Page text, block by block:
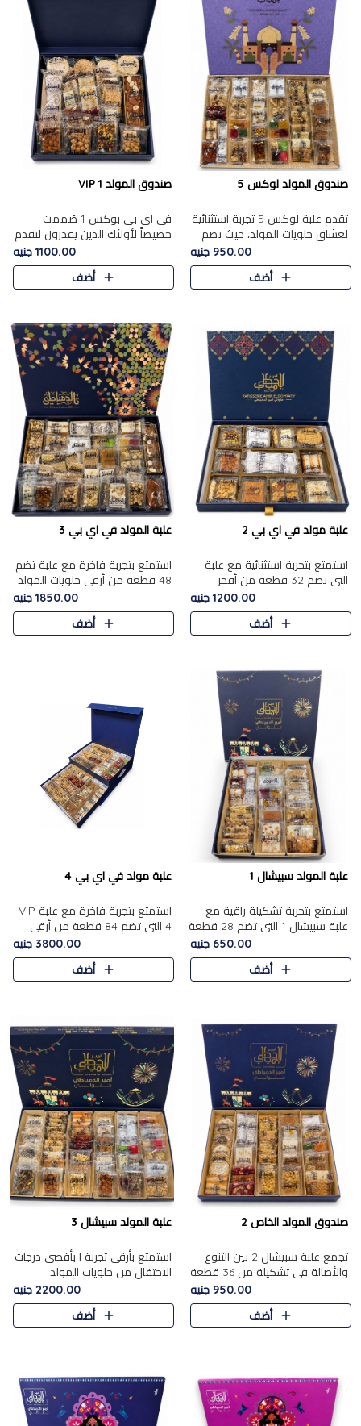
صندوق المولد لوكس 5
تقدم علبة لوكس 5 تجربة استثنائية
لعشاق حلويات المولد، حيث تضم
42 قطعة من تشكيلة فاخرة تجمع
بين أشهر الأصناف التقليدية وأصناف
مميزة مختارة بع..
950.00 جنيه
أضف
صندوق المولد VIP 1
في اي بي بوكس 1 صُممت
خصيصاً لأولئك الذين يقدرون لتقدم
تجربة استثنائية بوكس تجمع بين
أفخر حلويات المولد المصري مع
تشكيلة مختارة من الأصناف ..
1100.00 جنيه
أضف
علبة مولد في اي بي 2
استمتع بتجربة استثنائية مع علبة
التي تضم 32 قطعة من أفخر
حلويات المولد الشرقية، في تشكيلة
تجمع بين الأصالة والاختيارات
الفاخرة. تحتوي العلبة..
1200.00 جنيه
أضف
علبة المولد في اي بي 3
استمتع بتجربة فاخرة مع علبة تضم
48 قطعة من أرقى حلويات المولد
الشرقية، في تشكيلة تجمع بين
الأصناف التقليدية الفاخرة والاختيارات
1850.00 جنيه
أضف
علبة المولد سبيشال 1
استمتع بتجربة تشكيلة راقية مع
علبة سبيشال 1 التي تضم 28 قطعة
من تشكيلة مختارة بعناية من أفخر
حلويات المولد المصرية الأصلية
الشرقية. تحتوي ال..
650.00 جنيه
أضف
علبة مولد في اي بي 4
استمتع بتجربة فاخرة مع علبة VIP
4 التي تضم 84 قطعة من أرقى
حلويات المولد الشرقية، في تشكيلة
غنية تجمع بين الحلويات التقليدية
والمكسرات الفاخرة. تحتوي العلبة
3800.00 جنيه
أضف
صندوق المولد الخاص 2
تجمع علبة سبيشال 2 بين التنوع
والأصالة في تشكيلة من 36 قطعة
تضم أشهر حلويات المولد الشرقية.
تحتوي العلبة على الجزرية بالفول،
والجزرية بالبن..
950.00 جنيه
أضف
علبة المولد سبيشال 3
استمتع بأرقى تجربة ا بأقصى درجات
الاحتفال من حلويات المولد
المصريه الأصيلة مع هذه الفخامة
مع علبة سبيشال 3 التي تضم 56
قطعة من تشكيلة استثن..
2200.00 جنيه
أضف